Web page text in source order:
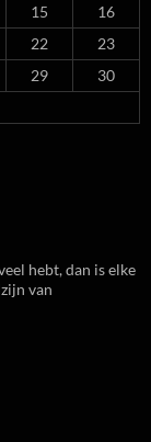
15
16
22
23
29
30
hebt, dan is elke
van